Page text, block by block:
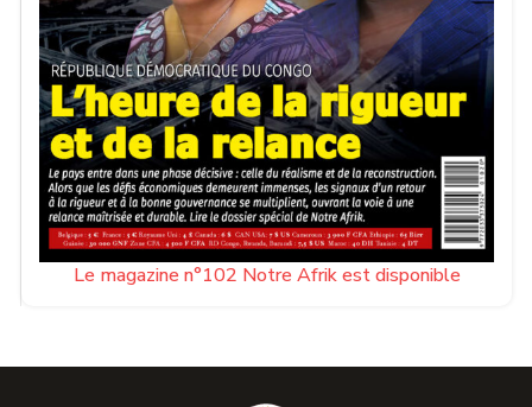
Le magazine n°102 Notre Afrik est disponible